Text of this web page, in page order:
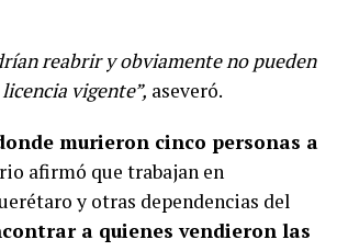
reabrir y obviamente no pueden
vigente”, aseveró.
murieron cinco personas a
afirmó que trabajan en
y otras dependencias del
a quienes vendieron las